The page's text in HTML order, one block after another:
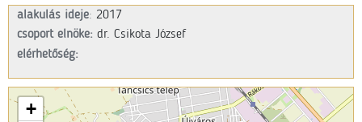
alakulás ideje: 2017
csoport elnöke: dr. Csikota József
elérhetőség:
+